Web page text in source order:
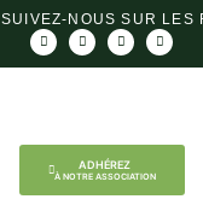
SUIVEZ-NOUS SUR LES
ADHÉREZ
À NOTRE ASSOCIATION